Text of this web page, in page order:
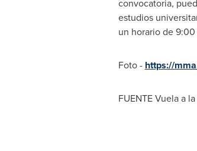
convocatoria,
estudios
un horario de 9:00
Foto - https://
FUENTE Vuela a